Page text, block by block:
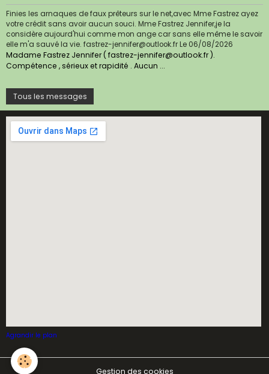
Finies les arnaques de faux prêteurs sur le net,avec Mme Fastrez ayez
votre crédit sans avoir aucun souci. Mme Fastrez Jennifer,je la
considère aujourd'hui comme mon ange car sans elle même le savoir
elle m'a sauvé la vie. fastrez-jennifer@outlook.frLe 06/08/2026
Madame Fastrez Jennifer ( fastrez-jennifer@outlook.fr ).
Compétence , sérieux et rapidité . Aucun ...
Tous les messages
Agrandir le plan
Gestion des cookies